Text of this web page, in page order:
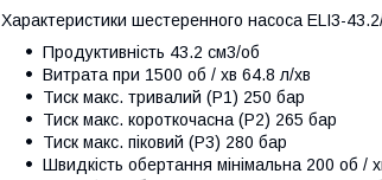
Характеристики шестеренного насоса ELI3-
Продуктивність 43.2 см3/об
Витрата при 1500 об / хв 64.8 л/хв
Тиск макс. тривалий (Р1) 250 бар
Тиск макс. короткочасна (Р2) 265 бар
Тиск макс. піковий (Р3) 280 бар
Швидкість обертання мінімальна 200 об /